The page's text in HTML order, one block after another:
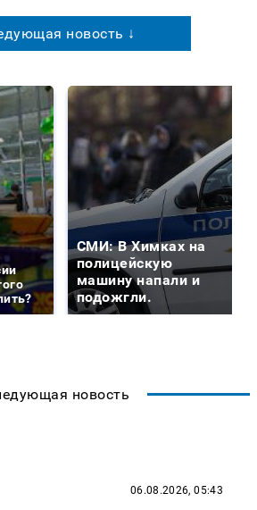
новость ↓
СМИ: В Химках на
полицейскую
машину напали и
подожгли.
новость
06.08.2026, 05:43